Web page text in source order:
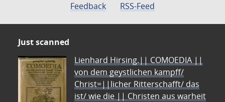
Feedback
RSS-Feed
Just scanned
Lienhard Hirsing.|| COMOEDIA ||
von dem geystlichen kampff/
Christ=||licher Ritterschafft/ das
ist/ wie die || Christen aus warheit